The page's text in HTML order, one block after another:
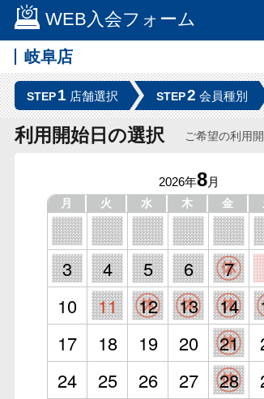
WEB入会フォーム
岐阜店
STEP1 店舗選択 STEP2 会員種別
利用開始日の選択 ご希望の利用
2026年8月
月 火 水 木 金
3
4 5 6 7
10
11 12 13 14
17
18 19 20 21
24
25 26 27 28